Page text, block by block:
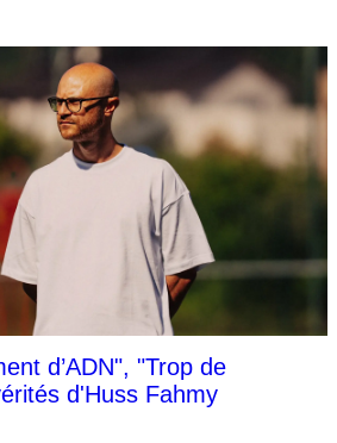
d’ADN", "Trop de
d'Huss Fahmy